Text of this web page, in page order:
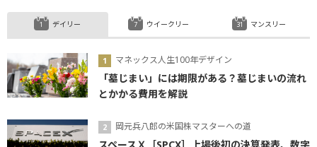
デイリー
マネックス人生100年デザイン
「墓じまい」には期限がある？墓じまいの流れ
とかかる費用を解説
岡元兵八郎の米国株マスターへの道
ウイークリー マンスリー